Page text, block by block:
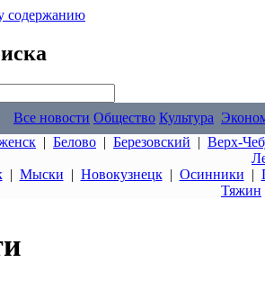
содержанию
Все новости Общество Культура
| Белово | Березовский | Верх-
| Мыски | Новокузнецк| Осинники |
Тяжин